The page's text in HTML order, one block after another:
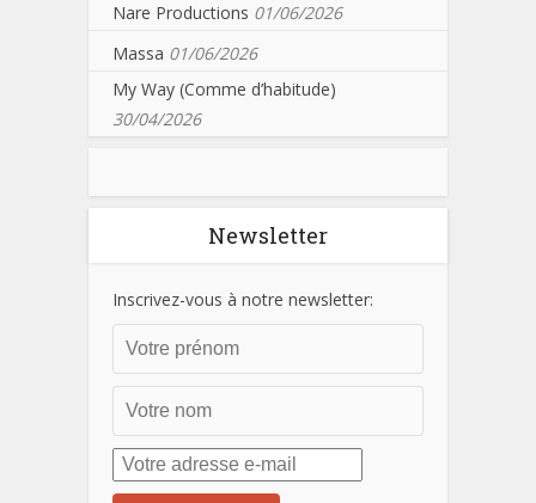
Nare Productions 01/06/2026
Massa 01/06/2026
My Way (Comme d’habitude)
30/04/2026
Newsletter
Inscrivez-vous à notre newsletter: